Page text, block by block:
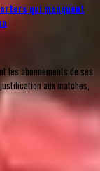
qui manquent
les abonnements de ses
aux matches,